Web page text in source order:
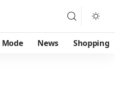
Mode News Shopping